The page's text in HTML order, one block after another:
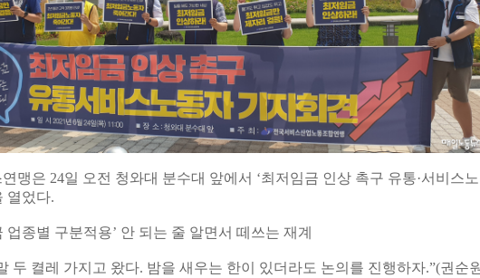
맹은 24일 오전 청와대 분수대 앞에서 ‘최저임금 인상 촉구 유통·서비스노
열었다.
업종별 구분적용’ 안 되는 줄 알면서 떼쓰는 재계
두 켤레 가지고 왔다. 밤을 새우는 한이 있더라도 논의를 진행하자.”(권순